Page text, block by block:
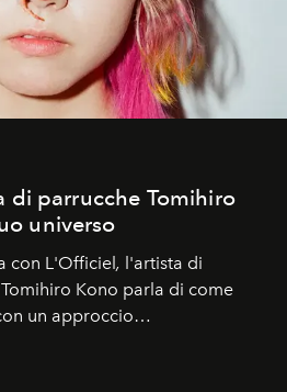
di parrucche Tomihiro
universo
con L'Officiel , l'artista di
Kono parla di come
un approccio